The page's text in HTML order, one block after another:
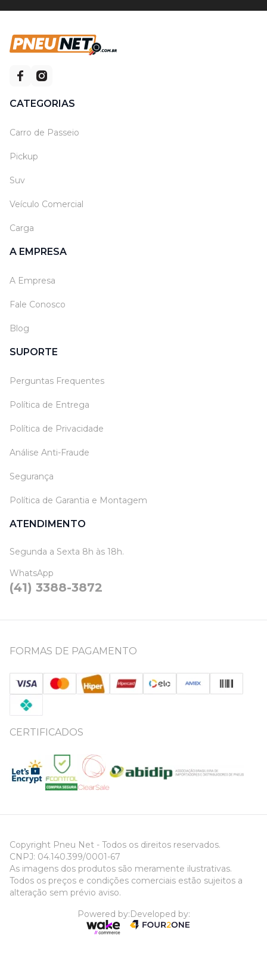
CATEGORIAS
Carro de Passeio
Pickup
Suv
Veículo Comercial
Carga
A EMPRESA
A Empresa
Fale Conosco
Blog
SUPORTE
Perguntas Frequentes
Política de Entrega
Política de Privacidade
Análise Anti-Fraude
Segurança
Política de Garantia e Montagem
ATENDIMENTO
Segunda a Sexta 8h às 18h.
WhatsApp
(41) 3388-3872
FORMAS DE PAGAMENTO
CERTIFICADOS
Copyright Pneu Net - Todos os direitos reservados.
CNPJ: 04.140.399/0001-67
As imagens dos produtos são meramente ilustrativas.
Todos os preços e condições comerciais estão sujeitos a
alteração sem prévio aviso.
Powered by: Developed by: